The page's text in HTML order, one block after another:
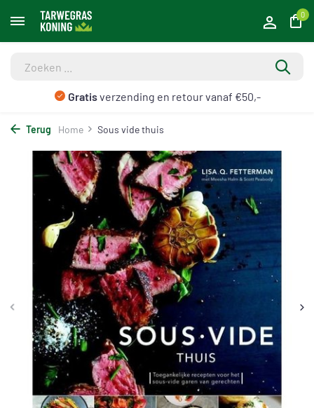
0
Gratisverzending en retour vanaf €50,-
Terug Home Sous vide thuis